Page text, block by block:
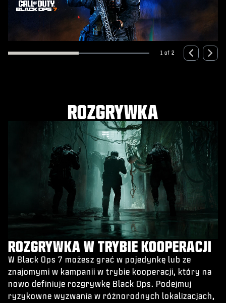
1 of 2
ROZGRYWKA
ROZGRYWKA W TRYBIE KOOPERACJI
W Black Ops 7 możesz grać w pojedynkę lub ze
znajomymi w kampanii w trybie kooperacji, który na
nowo definiuje rozgrywkę Black Ops. Podejmuj
ryzykowne wyzwania w różnorodnych lokalizacjach,